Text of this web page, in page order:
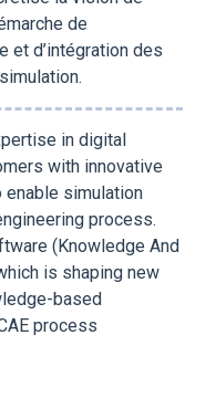
de
et d’intégration des
in digital
with innovative
simulation
process.
(Knowledge And
is shaping new
based
process